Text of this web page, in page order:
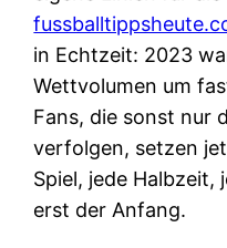
in Echtzeit: 2023
Wettvolumen um
Fans, die sonst nur
verfolgen, setzen
Spiel, jede Halbzeit,
erst der Anfang.